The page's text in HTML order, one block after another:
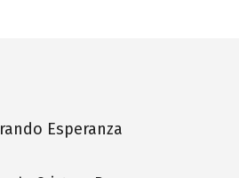
Esperanza